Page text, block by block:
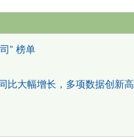
” 榜单
大幅增长，多项数据创新高